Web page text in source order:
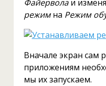
Файерволаи
режимна Режим
Вначале экран сам
приложениям
мы их запускаем.